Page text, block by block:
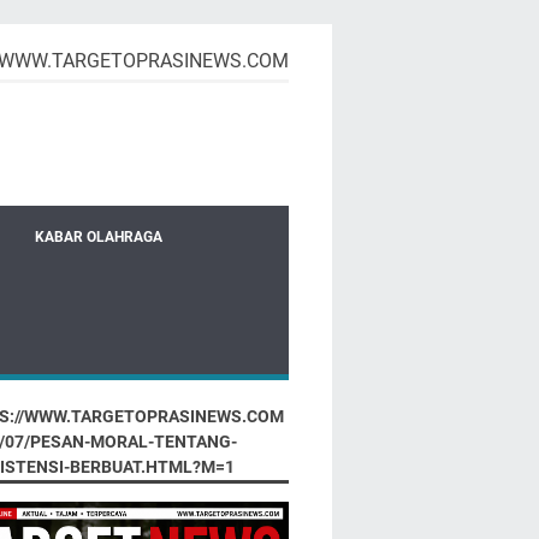
KABAR OLAHRAGA
WWW.TARGETOPRASINEWS.COM
PESAN-MORAL-TENTANG-
BERBUAT.HTML?M=1